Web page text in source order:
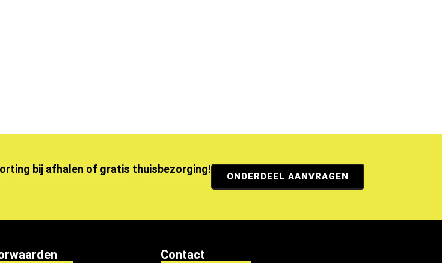
bij afhalen of gratis thuisbezorging!
ONDERDEEL AANVRAGEN
Contact